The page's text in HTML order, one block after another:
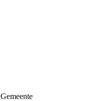
Gemeente